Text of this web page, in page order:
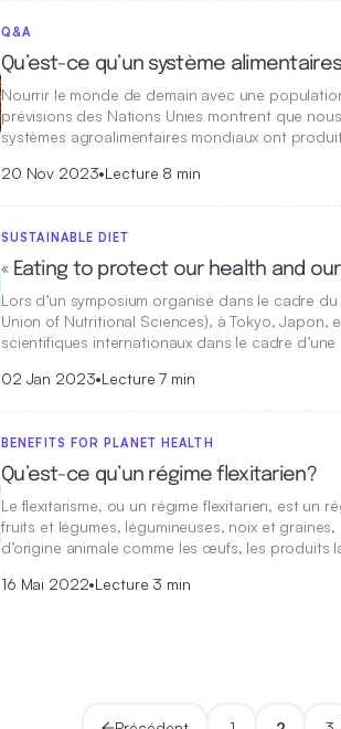
Q&A
Qu’est-ce qu’un système
Nourrir le monde de demain avec une
prévisions des Nations Unies montrent que
systèmes agroalimentaires mondiaux ont
20 Nov 2023•Lecture 8 min
SUSTAINABLE DIET
« Eating to protect our health and
Lors d’un symposium organisé dans le cadre
Union of Nutritional Sciences), à Tokyo,
scientifiques internationaux dans le cadre
02 Jan 2023•Lecture 7 min
BENEFITS FOR PLANET HEALTH
Qu’est-ce qu’un régime flexitarien?
Le flexitarisme, ou un régime flexitarien, est un
fruits et légumes, légumineuses, noix et
d’origine animale comme les œufs, les produits
16 Mai 2022•Lecture 3 min